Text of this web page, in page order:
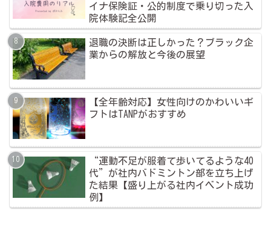
イナ保険証・公的制度で乗り切った入
院体験記全公開
退職の決断は正しかった？ブラック企
業からの解放と今後の展望
【全年齢対応】女性向けのかわいいギ
フトはTANPがおすすめ
“運動不足が服着て歩いてるような40
代”が社内バドミントン部を立ち上げ
た結果【盛り上がる社内イベント成功
例】